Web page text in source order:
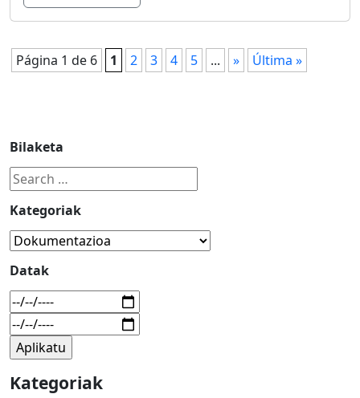
Página 1 de 6 1 2 3 4 5 ... » Última »
Bilaketa
Kategoriak
Datak
Kategoriak